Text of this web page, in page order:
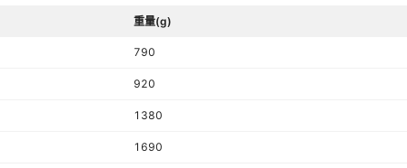
重量(g)
790
920
1380
1690